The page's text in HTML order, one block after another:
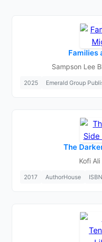
Families
Sampson Lee
2025 Emerald Group
The
Kofi
2017 AuthorHouse